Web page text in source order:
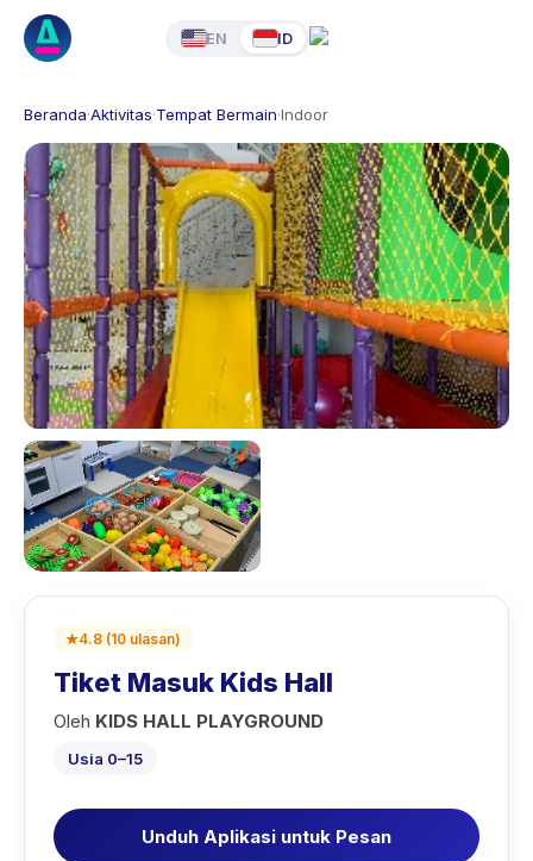
EN ID
Beranda·Aktivitas·Tempat Bermain·Indoor
★4.8 (10 ulasan)
Tiket Masuk Kids Hall
Oleh KIDS HALL PLAYGROUND
Usia 0–15
Unduh Aplikasi untuk Pesan